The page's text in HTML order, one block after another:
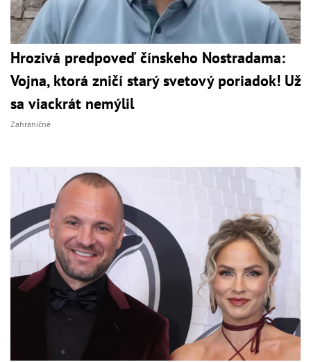
Hrozivá predpoveď čínskeho Nostradama:
Vojna, ktorá zničí starý svetový poriadok! Už
sa viackrát nemýlil
Zahraničné